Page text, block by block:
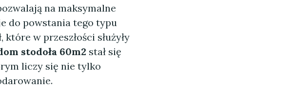
na maksymalne
do powstania tego typu
w przeszłości służyły
stodoła 60m2 stał się
liczy się nie tylko